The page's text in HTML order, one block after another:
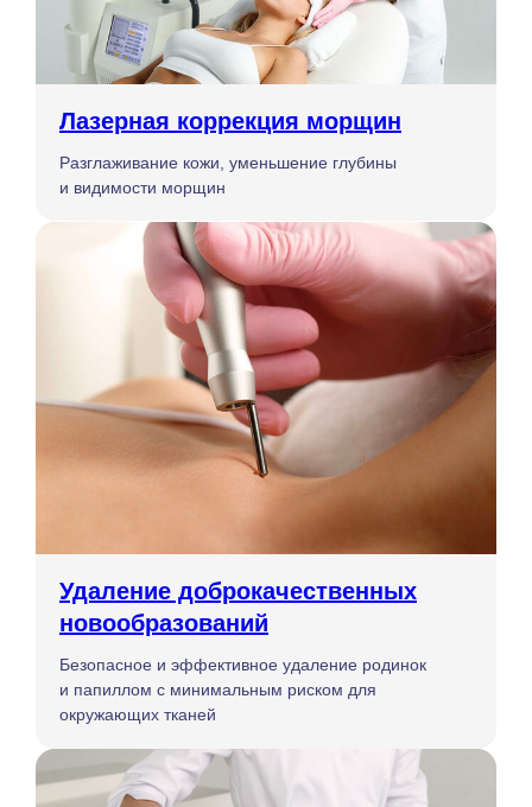
Лазерная коррекция морщин
Разглаживание кожи, уменьшение глубины
и видимости морщин
Удаление доброкачественных
новообразований
Безопасное и эффективное удаление родинок
и папиллом с минимальным риском для
окружающих тканей